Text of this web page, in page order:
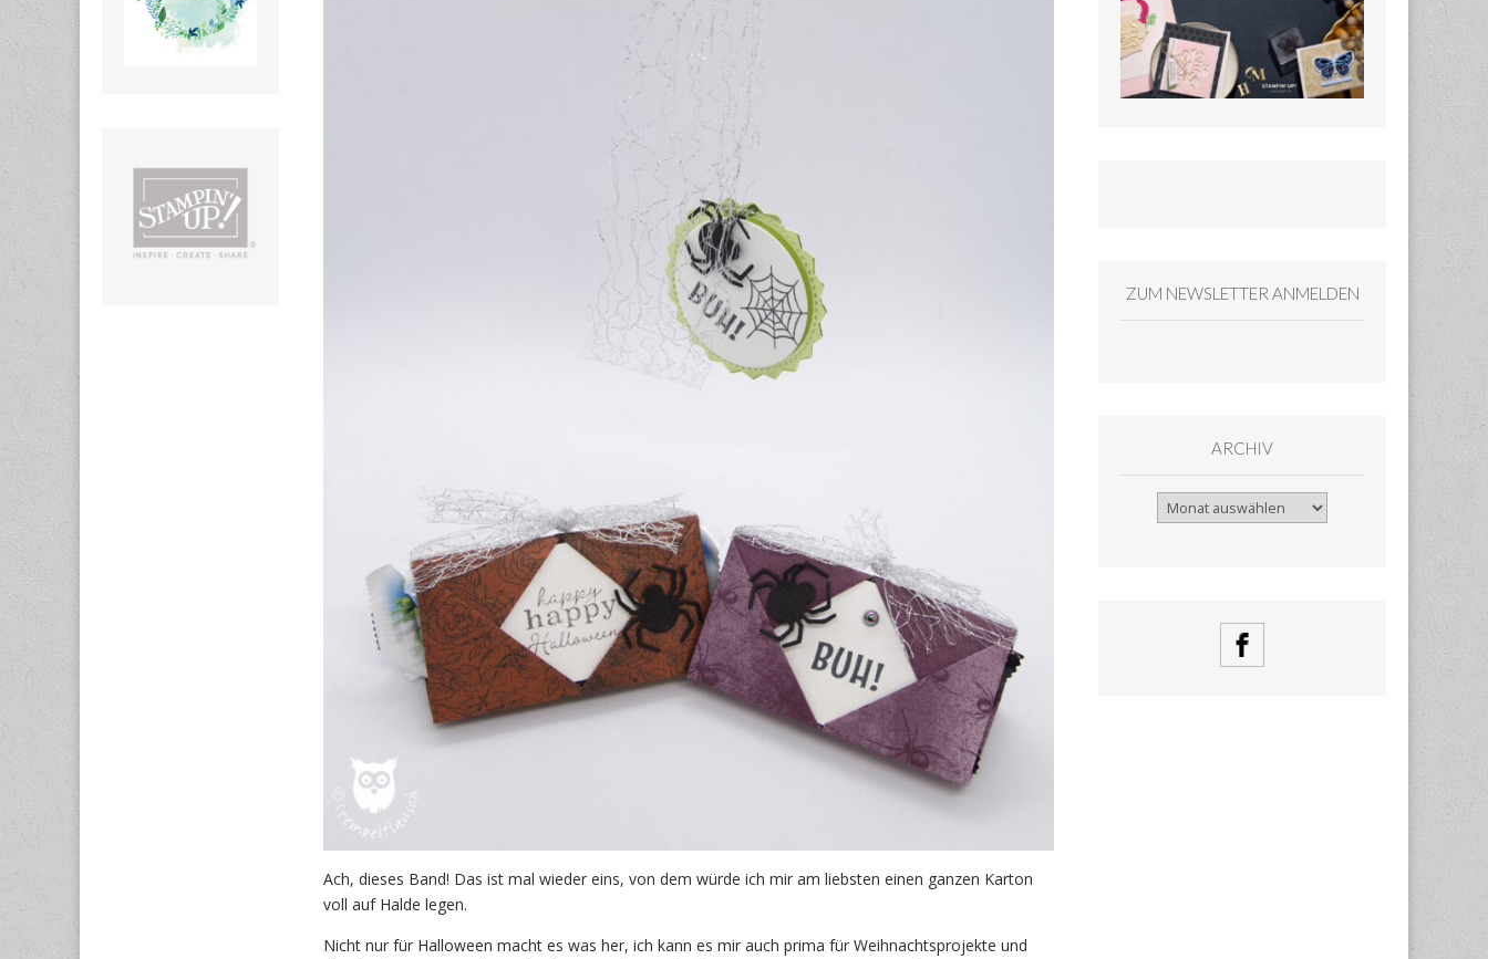
Ach, dieses Band! Das ist mal wieder eins, von dem würde ich mir am liebsten einen ganzen Karton
voll auf Halde legen.
Nicht nur für Halloween macht es was her, ich kann es mir auch prima für Weihnachtsprojekte und
ZUM NEWSLETTER ANMELDEN
ARCHIV
Archiv